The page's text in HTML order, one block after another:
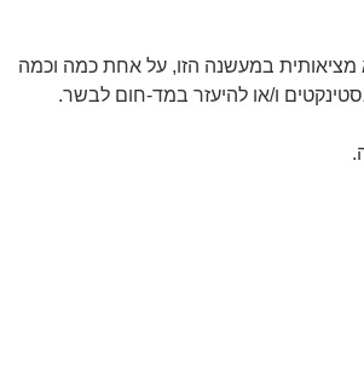
מציאותית במעשנה הזו, על אחת כמה וכמה
ו/או להיעזר במד-חום לבשר.